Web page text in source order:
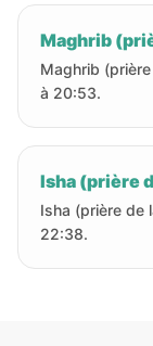
Maghrib
Maghrib
à 20:53.
Isha (prière
Isha (prière de
22:38.